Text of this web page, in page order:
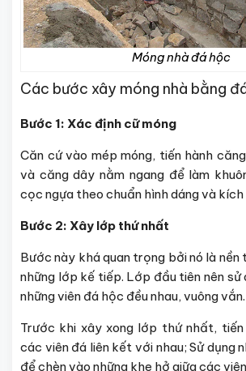
Móng nhà đá hộc
Các bước xây móng nhà bằng
Bước 1: Xác định cữ móng
Căn cứ vào mép móng, tiến hành
và căng dây nằm ngang để làm
cọc ngựa theo chuẩn hình dáng và
Bước 2: Xây lớp thứ nhất
Bước này khá quan trọng bởi nó là nền
những lớp kế tiếp. Lớp đầu tiên nên sử
những viên đá hộc đều nhau, vuông vắn.
Trước khi xây xong lớp thứ nhất,
các viên đá liên kết với nhau; Sử dụng
để chèn vào những khe hở giữa các